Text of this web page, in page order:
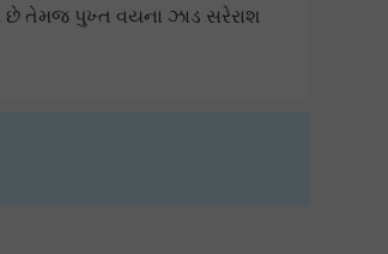
છે તેમજ પુખ્ત વયના ઝાડ સરેરાશ